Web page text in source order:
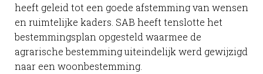
heeft geleid tot een goede afstemming van wensen
en ruimtelijke kaders. SAB heeft tenslotte het
bestemmingsplan opgesteld waarmee de
agrarische bestemming uiteindelijk werd gewijzigd
naar een woonbestemming.